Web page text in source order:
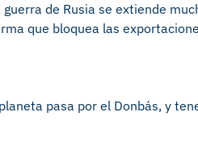
de Rusia se extiende
que bloquea las
pasa por el Donbás, y